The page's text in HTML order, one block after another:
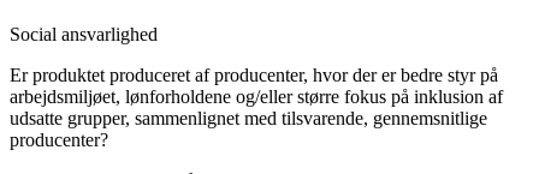
Social ansvarlighed
Er produktet produceret af producenter, hvor der er bedre styr på
arbejdsmiljøet, lønforholdene og/eller større fokus på inklusion af
udsatte grupper, sammenlignet med tilsvarende, gennemsnitlige
producenter?